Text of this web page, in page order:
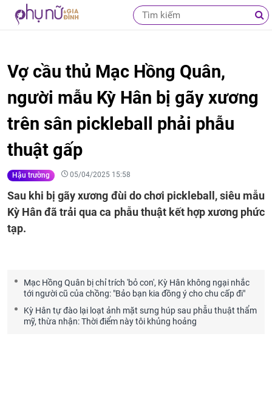
Vợ cầu thủ Mạc Hồng Quân,
người mẫu Kỳ Hân bị gãy xương
trên sân pickleball phải phẫu
thuật gấp
Hậu trường 05/04/2025 15:58
Sau khi bị gãy xương đùi do chơi pickleball, siêu mẫu
Kỳ Hân đã trải qua ca phẫu thuật kết hợp xương phức
tạp.
Mạc Hồng Quân bị chỉ trích 'bỏ con', Kỳ Hân không ngại nhắc
tới người cũ của chồng: "Bảo bạn kia đồng ý cho chu cấp đi"
Kỳ Hân tự đào lại loạt ảnh mặt sưng húp sau phẫu thuật thẩm
mỹ, thừa nhận: Thời điểm này tôi khủng hoảng